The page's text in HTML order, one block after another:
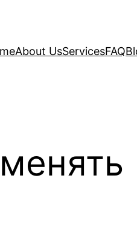
About UsServicesFAQ